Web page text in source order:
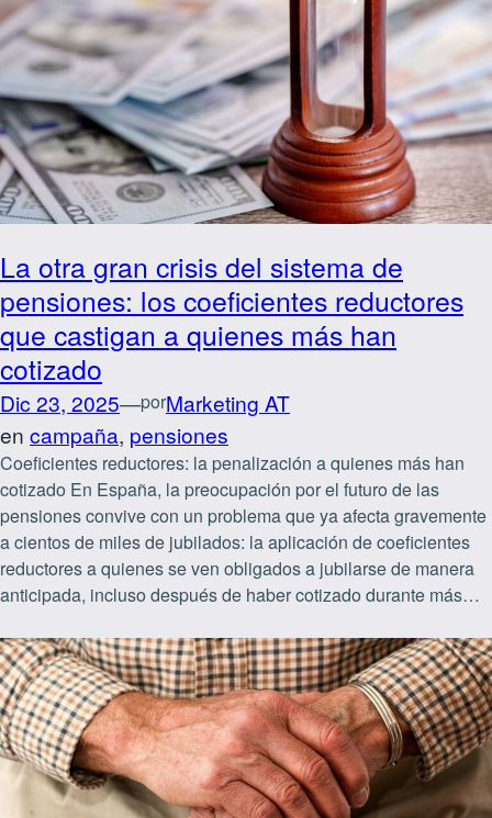
La otra gran crisis del sistema de
pensiones: los coeficientes reductores
que castigan a quienes más han
cotizado
Dic 23, 2025—porMarketing AT
en campaña, pensiones
Coeficientes reductores: la penalización a quienes más han
cotizado En España, la preocupación por el futuro de las
pensiones convive con un problema que ya afecta gravemente
a cientos de miles de jubilados: la aplicación de coeficientes
reductores a quienes se ven obligados a jubilarse de manera
anticipada, incluso después de haber cotizado durante más…